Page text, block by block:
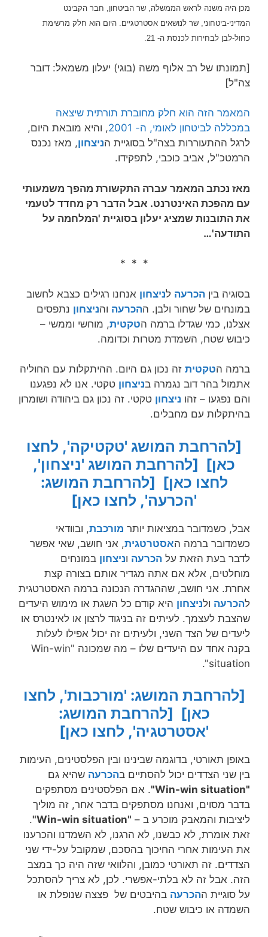
מכן היה משנה לראש הממשלה, שר הביטחון, חבר הקבינט
המדיני-ביטחוני, שר לנושאים אסטרטגיים. היום הוא חלק מרשימת
כחול-לבן לבחירות לכנסת ה- 21.
[תמונתו של רב אלוף משה (בוגי) יעלון משמאל: דובר
צה"ל]
המאמר הזה הוא חלק מחוברת תורתית שיצאה
במכללה לביטחון לאומי, ה- 2001
, והיא מובאת היום,
לרגל ההתעוררות בצה"ל בסוגיית הניצחון, מאז נכנס
הרמטכ"ל, אביב כוכבי, לתפקידו.
מאז נכתב המאמר עברה התקשורת מהפך משמעותי
עם מהפכת האינטרנט. אבל הדבר רק מחדד לטעמי
את התובנות שמציג יעלון בסוגיית 'המלחמה על
התודעה'…
* * *
בסוגיה בין הכרעה לניצחון אנחנו רגילים כצבא לחשוב
במונחים של שחור ולבן. ההכרעה והניצחון נתפסים
אצלנו, כמי שגדלו ברמה הטקטית, מוחשי וממשי –
כיבוש שטח, השמדת מטרות וכדומה.
ברמה הטקטית זה נכון גם היום. ההיתקלות עם החוליה
אתמול בהר דוב נגמרה בניצחון טקטי. אנו לא נפגענו
והם נפגעו – זהו ניצחון טקטי. זה נכון גם ביהודה ושומרון
בהיתקלות עם מחבלים.
[להרחבת המושג 'טקטיקה', לחצו
כאן] [להרחבת המושג 'ניצחון',
לחצו כאן] [להרחבת המושג:
'הכרעה', לחצו כאן]
אבל, כשמדובר במציאות יותר מורכבת, ובוודאי
כשמדובר ברמה האסטרטגית, אני חושב, שאי אפשר
לדבר בעת הזאת על הכרעה וניצחון במונחים
מוחלטים, אלא אם אתה מגדיר אותם בצורה קצת
אחרת. אני חושב, שההגדרה הנכונה ברמה האסטרטגית
להכרעה ולניצחון היא קודם כל השגת או מימוש היעדים
שהצבת לעצמך. לעיתים זה בניגוד לרצון או לאינטרס או
ליעדים של הצד השני, ולעיתים זה יכול אפילו לעלות
בקנה אחד עם היעדים שלו – מה שמכונה "Win-win
situation".
[להרחבת המושג: 'מורכבות', לחצו
כאן] [להרחבת המושג:
'אסטרטגיה', לחצו כאן]
באופן תאורטי, בדוגמה שבינינו ובין הפלסטינים, העימות
בין שני הצדדים יכול להסתיים בהכרעה שהיא גם
"Win-win situation"
. אם הפלסטינים מסתפקים
בדבר מסוים, ואנחנו מסתפקים בדבר אחר, זה מוליך
ליציבות והמאבק מוכרע ב – "Win-win situation"
.
זאת אומרת, לא כבשנו, לא הרגנו, לא השמדנו והכרענו
את העימות אחרי החיכוך בהסכם, שמקובל על-ידי שני
הצדדים. זה תאורטי כמובן, והלוואי שזה היה כך במצב
הזה. אבל זה לא בלתי-אפשרי. לכן, לא צריך להסתכל
על סוגיית ההכרעה בהיבטים של פצצה שנופלת או
השמדה או כיבוש שטח.